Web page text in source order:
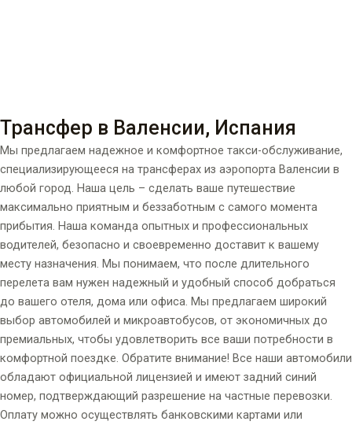
Трансфер в Валенсии, Испания
Мы предлагаем надежное и комфортное такси-обслуживание,
специализирующееся на трансферах из аэропорта Валенсии в
любой город. Наша цель – сделать ваше путешествие
максимально приятным и беззаботным с самого момента
прибытия. Наша команда опытных и профессиональных
водителей, безопасно и своевременно доставит к вашему
месту назначения. Мы понимаем, что после длительного
перелета вам нужен надежный и удобный способ добраться
до вашего отеля, дома или офиса. Мы предлагаем широкий
выбор автомобилей и микроавтобусов, от экономичных до
премиальных, чтобы удовлетворить все ваши потребности в
комфортной поездке. Обратите внимание! Все наши автомобили
обладают официальной лицензией и имеют задний синий
номер, подтверждающий разрешение на частные перевозки.
Оплату можно осуществлять банковскими картами или